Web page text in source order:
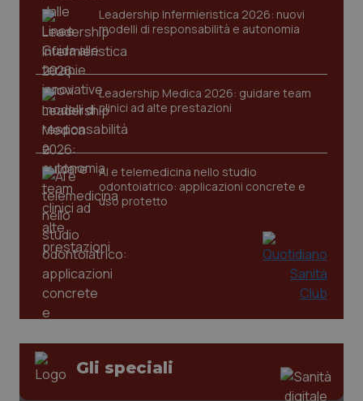
Leadership Infermieristica 2026: nuovi
modelli di responsabilità e autonomia
Leadership Medica 2026: guidare team
clinici ad alte prestazioni
AI e telemedicina nello studio
odontoiatrico: applicazioni concrete e
uso protetto
Gli speciali
tracking-sites-ironfish-
tracking-enable
www.quotidianosanita.it
tracking-sites-ironfish-
session-id
www.quotidianosanita.it
_ga
Google LLC
.quotidianosanita.it